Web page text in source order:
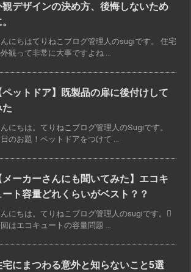
観デザインの決め方、後悔しないため
にちはてりねこブログ管理人のsugiです。 住宅
観って非常に大事ですよね ...
ペットドア】既製品の扉に後付けして
た
にちは。てりねこブログ管理人のSugiです。
のお題！ペットドアをつけて ...
メーカーさんにも聞いてみた】エコキ
ート容量どれくらいがベスト？？
にちは。てりねこブログ管理人のsugiです。
はエコキュートの容量問題 ...
宅にまつわる意外と知らないこと5選